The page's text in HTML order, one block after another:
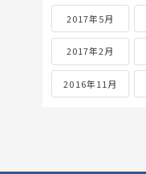
2017年5月
2017年2月
2016年11月